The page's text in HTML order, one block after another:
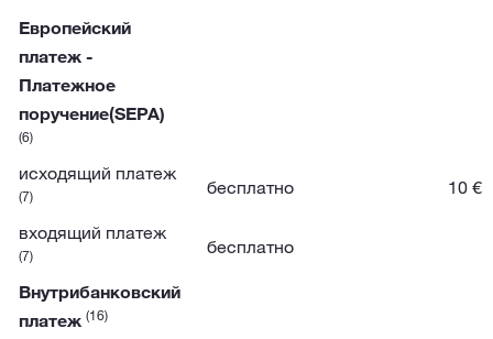
Европейский
платеж -
Платежное
поручение(SEPA)
(6)
исходящий платеж
(7) бесплатно 10 €
входящий платеж
(7) бесплатно
Внутрибанковский
платеж (16)